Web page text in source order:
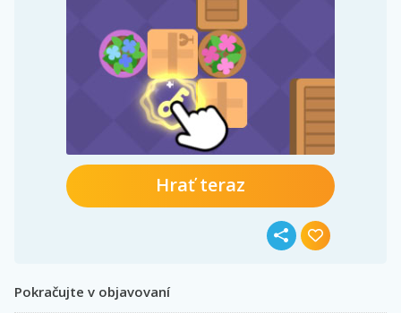
Hrať teraz
Pokračujte v objavovaní